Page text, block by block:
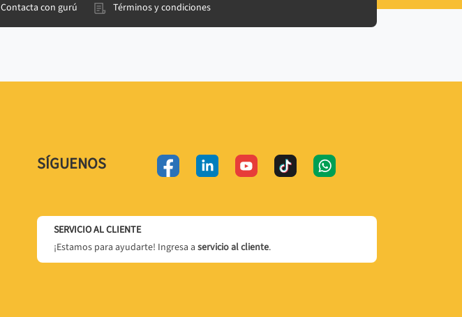
Contacta con gurú Términos y condiciones
SÍGUENOS
SERVICIO AL CLIENTE
¡Estamos para ayudarte! Ingresa a servicio al cliente.